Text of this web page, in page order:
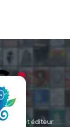
1994 et éditeur